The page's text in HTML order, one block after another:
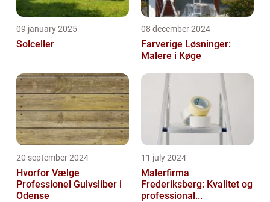
09 january 2025
Solceller
08 december 2024
Farverige Løsninger:
Malere i Køge
20 september 2024
Hvorfor Vælge
Professionel Gulvsliber i
Odense
11 july 2024
Malerfirma
Frederiksberg: Kvalitet og
professional...